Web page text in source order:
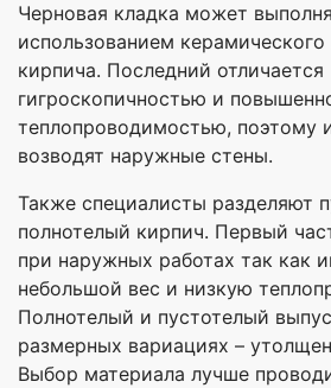
Черновая кладка может
использованием керамического
кирпича. Последний отличается
гигроскопичностью и
теплопроводимостью, поэтому
возводят наружные стены.
Также специалисты разделяют
полнотелый кирпич. Первый
при наружных работах так как
небольшой вес и низкую
Полнотелый и пустотелый
размерных вариациях –
Выбор материала лучше